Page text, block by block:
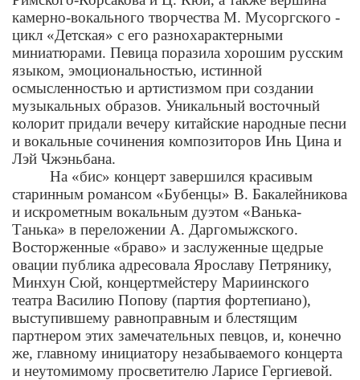
камерно-вокального творчества М. Мусоргского -
цикл «Детская» с его разнохарактерными
миниатюрами. Певица поразила хорошим русским
языком, эмоциональностью, истинной
осмысленностью и артистизмом при создании
музыкальных образов. Уникальный восточный
колорит придали вечеру китайские народные песни
и вокальные сочинения композиторов Инь Цина и
Лэй Чжэньбана.
На «бис» концерт завершился красивым
старинным романсом «Бубенцы» В. Бакалейникова
и искрометным вокальным дуэтом «Ванька-
Танька» в переложении А. Даргомыжского.
Восторженные «браво» и заслуженные щедрые
овации публика адресовала Ярославу Петрянику,
Минхун Сюй, концертмейстеру Мариинского
театра Василию Попову (партия фортепиано),
выступившему равноправным и блестящим
партнером этих замечательных певцов, и, конечно
же, главному инициатору незабываемого концерта
и неутомимому просветителю Ларисе Гергиевой.